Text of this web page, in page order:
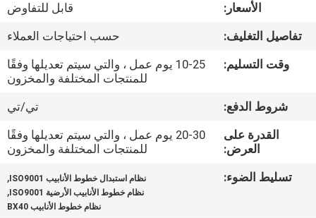
في
المصنع
الجودة
الأسعار:
قابل للتفاوض
تفاصيل التغليف:
حسب احتياجات العملاء
وقت التسليم:
10-25 يوم عمل ، والتي سيتم تعديلها وفقًا
للمنتجات المختلفة والمخزون
شروط الدفع:
تي/تي
القدرة على
العرض:
20-30 يوم عمل ، والتي سيتم تعديلها وفقًا
للمنتجات المختلفة والمخزون
تسليط الضوء:
نظام استبدال خطوط الأنابيب ISO9001 ,
نظام خطوط الأنابيب الأرضية ISO9001 ,
نظام خطوط الأنابيب BX40